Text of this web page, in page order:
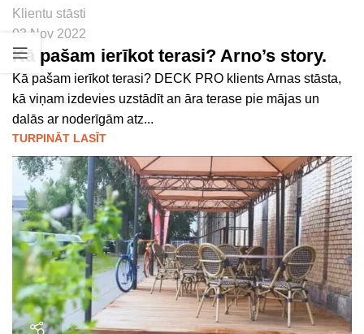
Klientu stāsti
03 Nov 2022
Kā pašam ierīkot terasi? Arno’s story.
Kā pašam ierīkot terasi? DECK PRO klients Arnas stāsta,
kā viņam izdevies uzstādīt an āra terase pie mājas un
dalās ar noderīgām atz...
TURPINĀT LASĪT